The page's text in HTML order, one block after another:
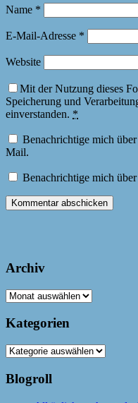
Name *
E-Mail-Adresse *
Website
Mit der Nutzung dieses
Speicherung und
einverstanden. *
Benachrichtige mich
Mail.
Benachrichtige mich
Archiv
Archiv
Kategorien
Kategorien
Blogroll